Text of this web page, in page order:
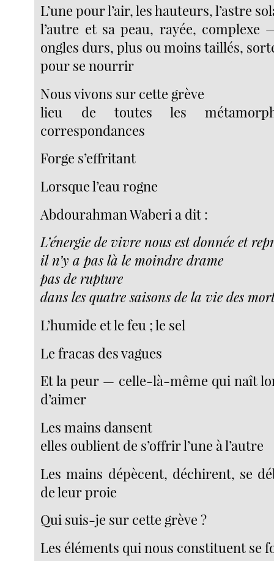
L’une pour l’air, les hauteurs, l’astre
l’autre et sa peau, rayée, complexe
ongles durs, plus ou moins taillés,
pour se nourrir
Nous vivons sur cette grève
lieu de toutes les
correspondances
Forge s’effritant
Lorsque l’eau rogne
Abdourahman Waberi a dit :
L’énergie de vivre nous est donnée et
il n’y a pas là le moindre drame
pas de rupture
dans les quatre saisons de la vie des
L’humide et le feu ; le sel
Le fracas des vagues
Et la peur — celle-là-même qui naît
d’aimer
Les mains dansent
elles oublient de s’offrir l’une à l’autre
Les mains dépècent, déchirent, se
de leur proie
Qui suis-je sur cette grève ?
Les éléments qui nous constituent se